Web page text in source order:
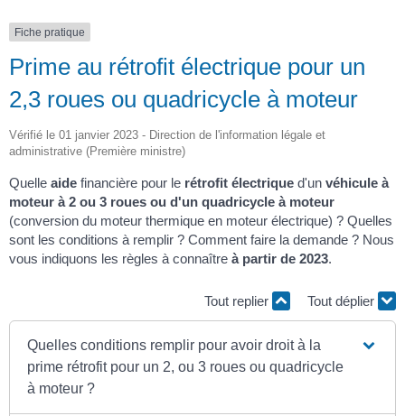
Fiche pratique
Prime au rétrofit électrique pour un
2,3 roues ou quadricycle à moteur
Vérifié le 01 janvier 2023 - Direction de l'information légale et
administrative (Première ministre)
Quelle aide financière pour le rétrofit électrique d'un véhicule à
moteur à 2 ou 3 roues ou d'un quadricycle à moteur
(conversion du moteur thermique en moteur électrique) ? Quelles
sont les conditions à remplir ? Comment faire la demande ? Nous
vous indiquons les règles à connaître à partir de 2023.
Tout replier Tout déplier
Quelles conditions remplir pour avoir droit à la
prime rétrofit pour un 2, ou 3 roues ou quadricycle
à moteur ?